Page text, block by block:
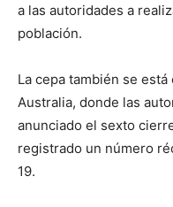
a las autoridades a
población.
La cepa también se
Australia, donde las
anunciado el sexto
registrado un número
19.